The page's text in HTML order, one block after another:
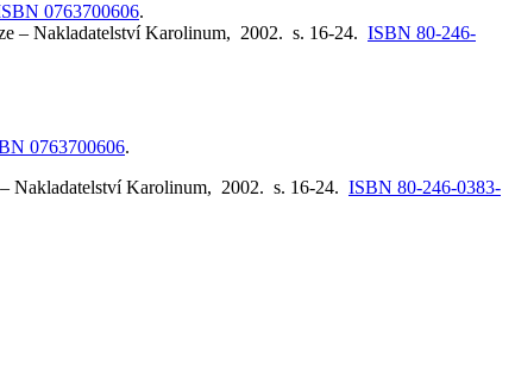
0763700606.
– Nakladatelství Karolinum, 2002. s. 16-24. ISBN 80-246-
0763700606.
Nakladatelství Karolinum, 2002. s. 16-24. ISBN 80-246-0383-